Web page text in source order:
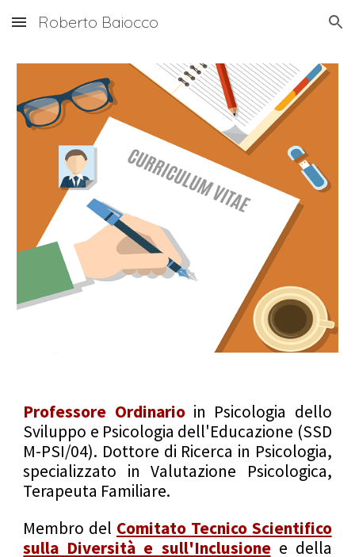
Skip to main content Skip to navigation
Roberto Baiocco
Professore Ordinarioin Psicologia dello
Sviluppo e Psicologia dell'Educazione (SSD
M-PSI/04). Dottore di Ricerca in Psicologia,
specializzato in Valutazione Psicologica,
Terapeuta Familiare.
Membro del Comitato Tecnico Scientifico
sulla Diversità e sull'Inclusionee della